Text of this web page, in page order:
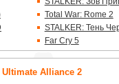
Total War: Rome 2
STALKER: Тень
Far Cry 5
Alliance 2